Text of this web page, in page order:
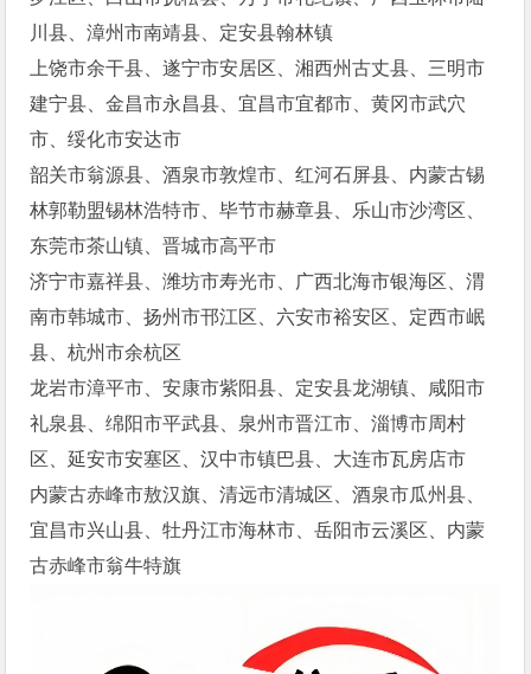
川县、漳州市南靖县、定安县翰林镇
上饶市余干县、遂宁市安居区、湘西州古丈县、三明市
建宁县、金昌市永昌县、宜昌市宜都市、黄冈市武穴
市、绥化市安达市
韶关市翁源县、酒泉市敦煌市、红河石屏县、内蒙古锡
林郭勒盟锡林浩特市、毕节市赫章县、乐山市沙湾区、
东莞市茶山镇、晋城市高平市
济宁市嘉祥县、潍坊市寿光市、广西北海市银海区、渭
南市韩城市、扬州市邗江区、六安市裕安区、定西市岷
县、杭州市余杭区
龙岩市漳平市、安康市紫阳县、定安县龙湖镇、咸阳市
礼泉县、绵阳市平武县、泉州市晋江市、淄博市周村
区、延安市安塞区、汉中市镇巴县、大连市瓦房店市
内蒙古赤峰市敖汉旗、清远市清城区、酒泉市瓜州县、
宜昌市兴山县、牡丹江市海林市、岳阳市云溪区、内蒙
古赤峰市翁牛特旗